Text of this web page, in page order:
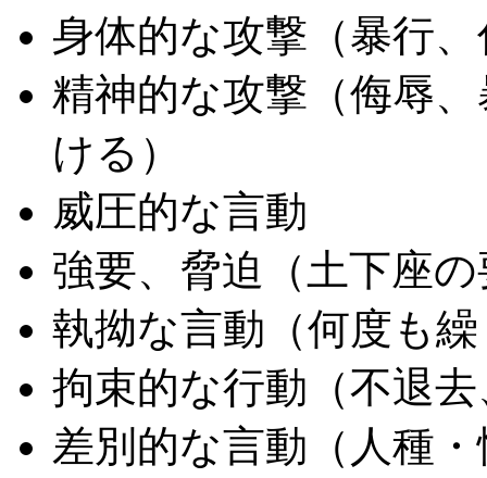
身体的な攻撃（暴行
精神的な攻撃（侮辱
ける）
威圧的な言動
強要、脅迫（土下座
執拗な言動（何度も
拘束的な行動（不退
差別的な言動（人種